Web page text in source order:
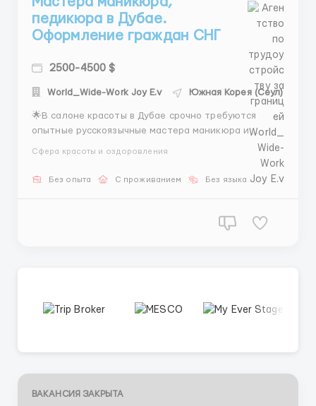
педикюра в Дубае.
Оформление граждан СНГ
2500-4500 $
World_Wide-Work Joy E.v Южная Корея (Сеул)
🌟В салоне красоты в Дубае срочно требуются
опытные русскоязычные мастера маникюра и
заработная плата 2500-4500$ в месяц, комиссия
при выполнении плана сверх фиксированной
Сфера красоты и оздоровления
Без опыта С проживанием Без языка
ВАКАНСИЯ ЗАКРЫТА